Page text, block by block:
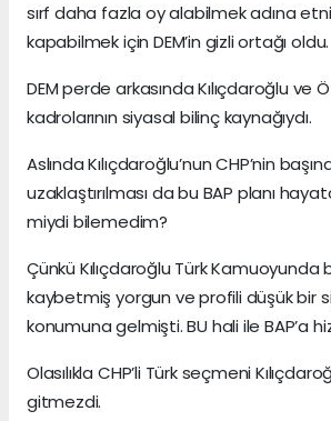
sırf daha fazla oy alabilmek adına
kapabilmek için DEM’in gizli ortağı oldu.
DEM perde arkasında Kılıçdaroğlu ve
kadrolarının siyasal bilinç kaynağıydı.
Aslında Kılıçdaroğlu’nun CHP’nin
uzaklaştırılması da bu BAP planı
miydi bilemedim?
Çünkü Kılıçdaroğlu Türk Kamuoyunda
kaybetmiş yorgun ve profili düşük bir
konumuna gelmişti. BU hali ile BAP’a
Olasılıkla CHP’li Türk seçmeni
gitmezdi.